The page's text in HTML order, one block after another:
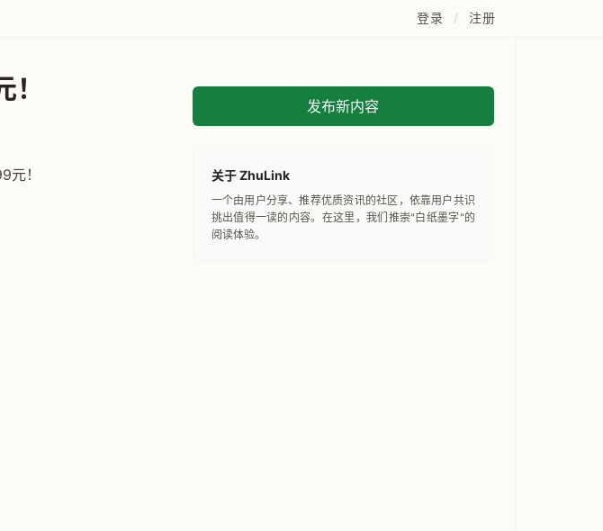
登录 / 注册
！
发布新内容
关于 ZhuLink
一个由用户分享、推荐优质资讯的社区，依靠用户共识
挑出值得一读的内容。在这里，我们推崇"白纸墨字"的
阅读体验。